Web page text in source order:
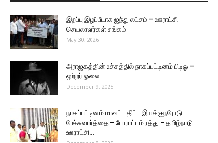
இறப்பு இழப்பீடாக ஐந்து லட்சம் – ஊராட்சி
செயலாளர்கள் சங்கம்
May 30, 2026
அராஜகத்தின் உச்சத்தில் நாகப்பட்டினம் பிடிஓ –
ஒற்றர் ஓலை
December 9, 2025
நாகப்பட்டினம் மாவட்ட திட்ட இயக்குநரோடு
பேச்சுவார்த்தை – போராட்டம் ரத்து – தமிழ்நாடு
ஊராட்சி...